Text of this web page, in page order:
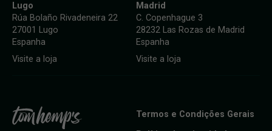
Lugo
Rúa Bolaño Rivadeneira 22
27001 Lugo
Espanha
Visite a loja
Madrid
C. Copenhague 3
28232 Las Rozas de Madrid
Espanha
Visite a loja
Termos e Condições Gerais